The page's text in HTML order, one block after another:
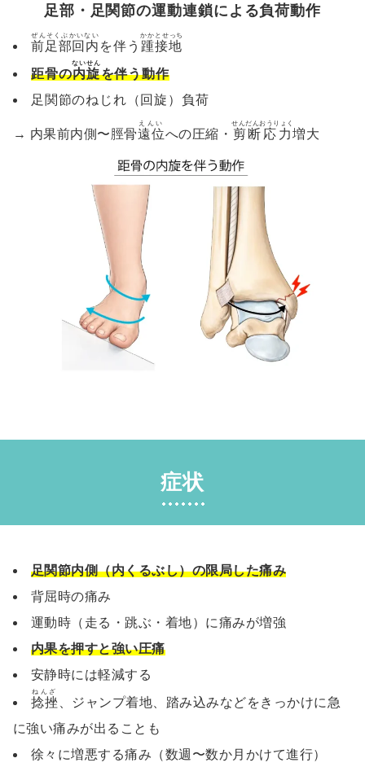
足部・足関節の運動連鎖による負荷動作
前足部回内
ぜんそくぶかいない
を伴う 踵接地
かかとせっち
距骨の内旋
ないせん
を伴う動作
足関節のねじれ（回旋）負荷
→ 内果前内側〜脛骨遠位
えんい
への圧縮・ 剪断応力
せんだんおうりょく
増大
症状
足関節内側（内くるぶし）の限局した痛み
背屈時の痛み
運動時（走る・跳ぶ・着地）に痛みが増強
内果を押すと強い圧痛
安静時には軽減する
捻挫
ねんざ
、ジャンプ着地、踏み込みなどをきっかけに急
に強い痛みが出ることも
徐々に増悪する痛み（数週〜数か月かけて進行）